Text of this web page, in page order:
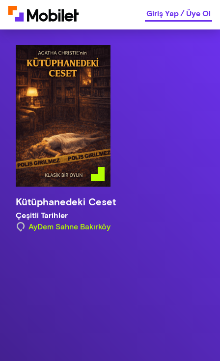
Giriş Yap/Üye Ol
Kütüphanedeki Ceset
Çeşitli Tarihler
AyDem Sahne Bakırköy